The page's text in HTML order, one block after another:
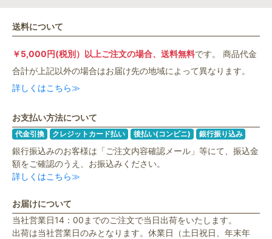
送料について
￥5,000円(税別）以上ご注文の場合、送料無料です。 商品代金
合計が上記以外の場合はお届け先の地域によって異なります。
詳しくはこちら≫
お支払い方法について
代金引換 クレジットカード払い 後払い(コンビニ) 銀行振り込み
銀行振込みのお客様は「ご注文内容確認メール」等にて、振込金
額をご確認のうえ、お振込みください。
詳しくはこちら≫
お届けについて
当社営業日14：00までのご注文で当日出荷をいたします。
出荷は当社営業日のみとなります。休業日（土日祝日、年末年